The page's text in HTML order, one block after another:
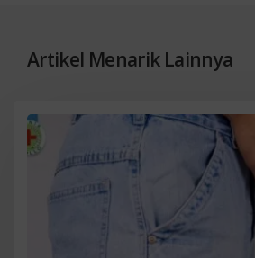
Artikel Menarik Lainnya